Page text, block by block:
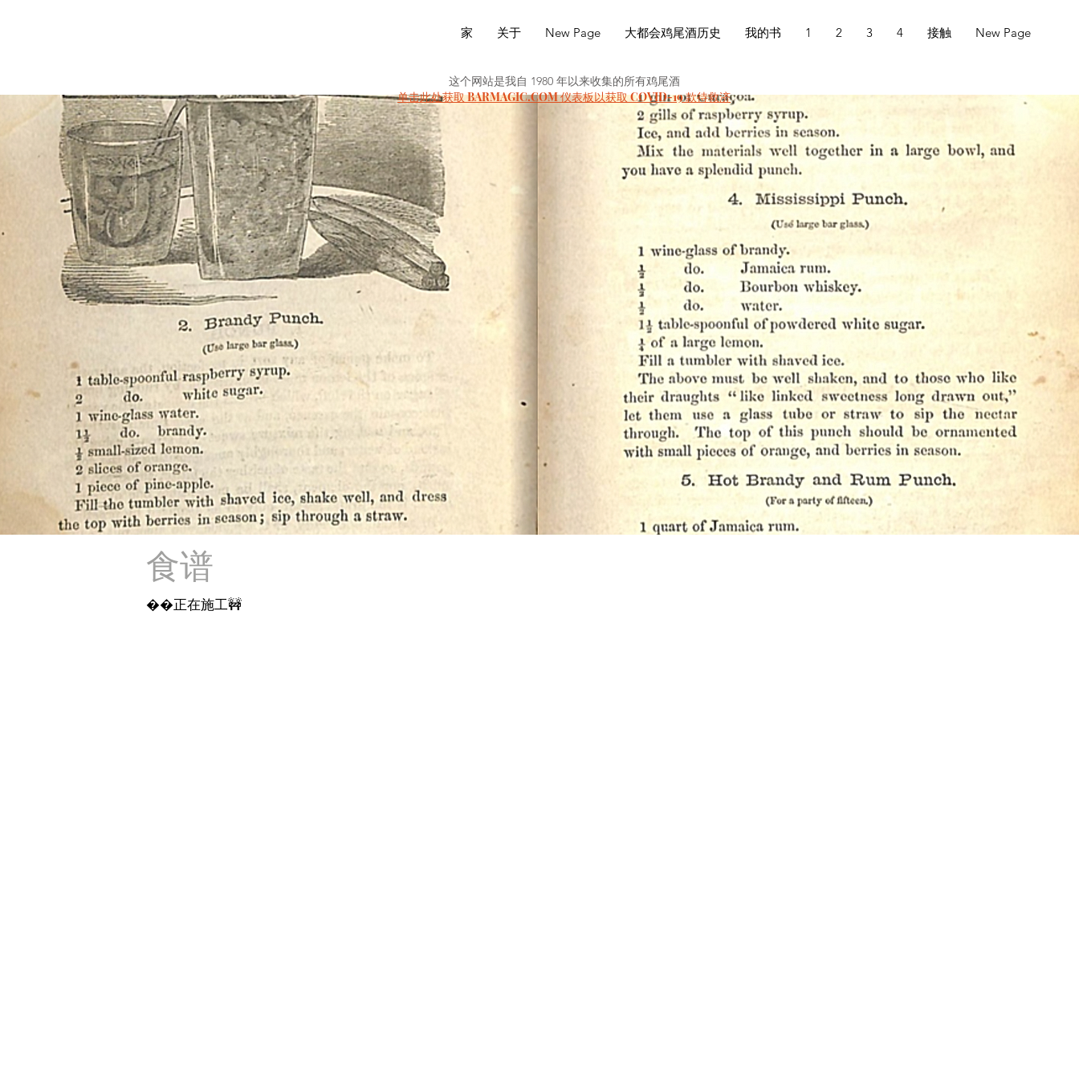
家 关于 New Page 大都会鸡尾酒历史 我的书 1 2 3 4 接触 New Page
这个网站是我自 1980 年以来收集的所有鸡尾酒
单击此处获取 BARMAGIC.COM 仪表板以获取 COVID-19 款待救济
食谱
��正在施工🚧